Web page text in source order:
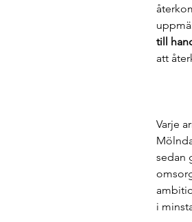
till
att
Varje
sedan
i